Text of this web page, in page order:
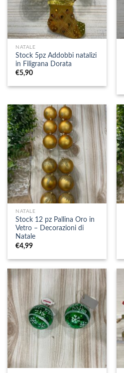
NATALE
Stock 5pz Addobbi natalizi
in Filigrana Dorata
€5,90
NATALE
Stock 12 pz Pallina Oro in
Vetro – Decorazioni di
Natale
€4,99